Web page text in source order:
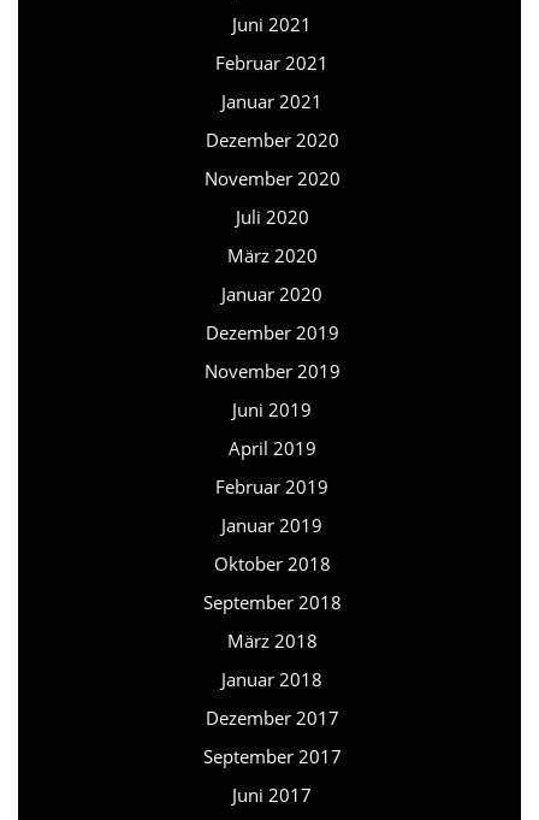
Juni 2021
Februar 2021
Januar 2021
Dezember 2020
November 2020
Juli 2020
März 2020
Januar 2020
Dezember 2019
November 2019
Juni 2019
April 2019
Februar 2019
Januar 2019
Oktober 2018
September 2018
März 2018
Januar 2018
Dezember 2017
September 2017
Juni 2017